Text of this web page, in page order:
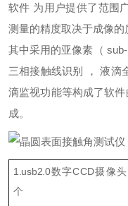
软件 为用户提供了范围
测量的精度取决于成像的
其中采用的亚像素（
三相接触线识别 ， 液滴
滴监视功能等构成了软
成。
1.usb2.0数字CCD摄像
个